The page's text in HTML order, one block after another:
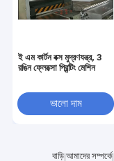
ই এম কার্টন বক্স মুদ্রণযন্ত্র, 3
রঙিন ফ্লেক্সো প্রিন্টিং মেশিন
ভালো দাম
বাড়ি আমাদের সম্পর্কে